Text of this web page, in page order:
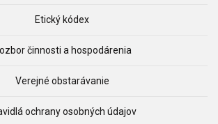
Etický kódex
činnosti a hospodárenia
Verejné obstarávanie
ochrany osobných údajov